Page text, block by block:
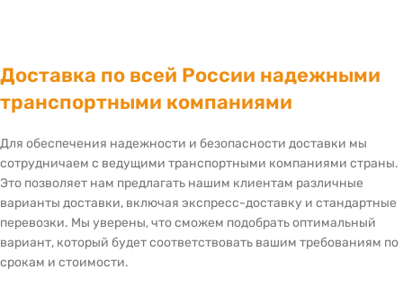
Доставка по всей России надежными
транспортными компаниями
Для обеспечения надежности и безопасности доставки мы
сотрудничаем с ведущими транспортными компаниями страны.
Это позволяет нам предлагать нашим клиентам различные
варианты доставки, включая экспресс-доставку и стандартные
перевозки. Мы уверены, что сможем подобрать оптимальный
вариант, который будет соответствовать вашим требованиям по
срокам и стоимости.